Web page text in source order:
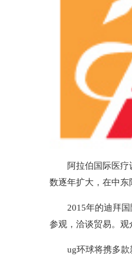
阿拉伯国际医疗
数逐年扩大，在中东
2015年的迪拜国
参观，洽谈贸易。观众人
ug环球将携多